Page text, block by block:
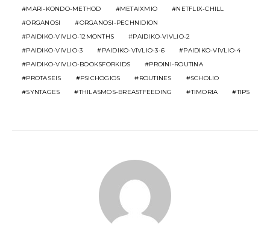
MARI-KONDO-METHOD
METAIXMIO
NETFLIX-CHILL
ORGANOSI
ORGANOSI-PECHNIDION
PAIDIKO-VIVLIO-12MONTHS
PAIDIKO-VIVLIO-2
PAIDIKO-VIVLIO-3
PAIDIKO-VIVLIO-3-6
PAIDIKO-VIVLIO-4
PAIDIKO-VIVLIO-BOOKSFORKIDS
PROINI-ROUTINA
PROTASEIS
PSICHOGIOS ROUTINES
SCHOLIO
SYNTAGES
THILASMOS-BREASTFEEDING TIMORIA TIPS